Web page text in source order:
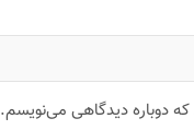
که دوباره دیدگاهی می‌نویسم.